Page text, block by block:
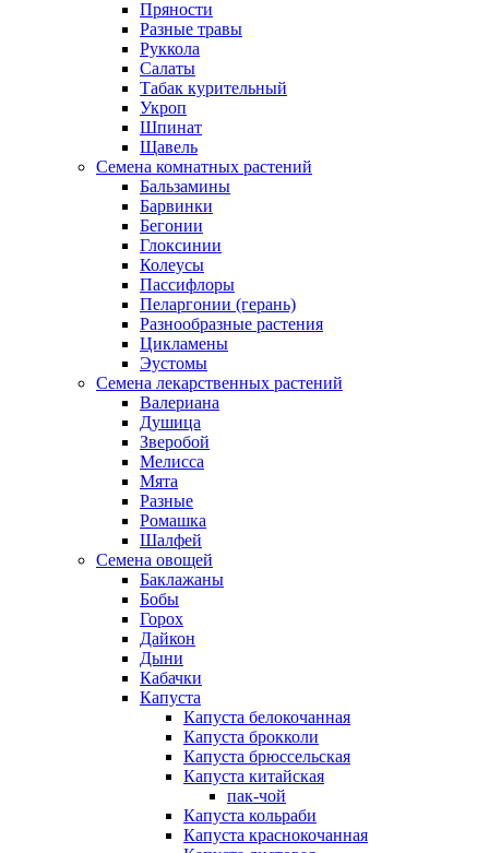
Пряности
Разные травы
Руккола
Салаты
Табак курительный
Укроп
Шпинат
Щавель
Семена комнатных растений
Бальзамины
Барвинки
Бегонии
Глоксинии
Колеусы
Пассифлоры
Пеларгонии (герань)
Разнообразные растения
Цикламены
Эустомы
Семена лекарственных растений
Валериана
Душица
Зверобой
Мелисса
Мята
Разные
Ромашка
Шалфей
Семена овощей
Баклажаны
Бобы
Горох
Дайкон
Дыни
Кабачки
Капуста
Капуста белокочанная
Капуста брокколи
Капуста брюссельская
Капуста китайская
пак-чой
Капуста кольраби
Капуста краснокочанная